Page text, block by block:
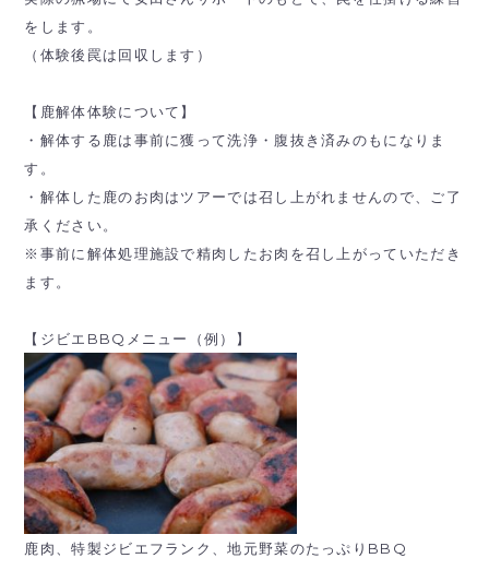
をします。
（体験後罠は回収します）
【鹿解体体験について】
・解体する鹿は事前に獲って洗浄・腹抜き済みのもになりま
す。
・解体した鹿のお肉はツアーでは召し上がれませんので、ご了
承ください。
※事前に解体処理施設で精肉したお肉を召し上がっていただき
ます。
【ジビエBBQメニュー（例）】
鹿肉、特製ジビエフランク、地元野菜のたっぷりBBQ